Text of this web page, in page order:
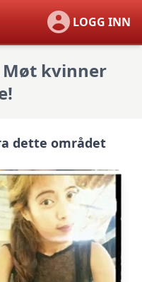
LOGG INN
Møt kvinner
dette området